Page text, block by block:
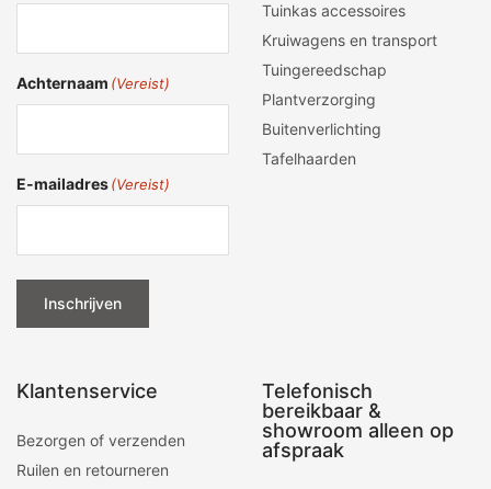
Achternaam (Vereist)
E-mailadres(Vereist)
Inschrijven
Tuinkas accessoires
Kruiwagens en transport
Tuingereedschap
Plantverzorging
Buitenverlichting
Tafelhaarden
Klantenservice
Bezorgen of verzenden
Ruilen en retourneren
Telefonisch
bereikbaar &
showroom alleen op
afspraak